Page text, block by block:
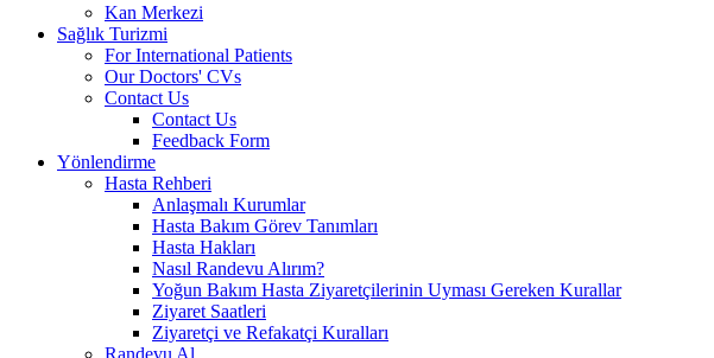
Kan Merkezi
Sağlık Turizmi
For International Patients
Our Doctors' CVs
Contact Us
Contact Us
Feedback Form
Yönlendirme
Hasta Rehberi
Anlaşmalı Kurumlar
Hasta Bakım Görev Tanımları
Hasta Hakları
Nasıl Randevu Alırım?
Yoğun Bakım Hasta Ziyaretçilerinin Uyması Gereken Kurallar
Ziyaret Saatleri
Ziyaretçi ve Refakatçi Kuralları
Randevu Al